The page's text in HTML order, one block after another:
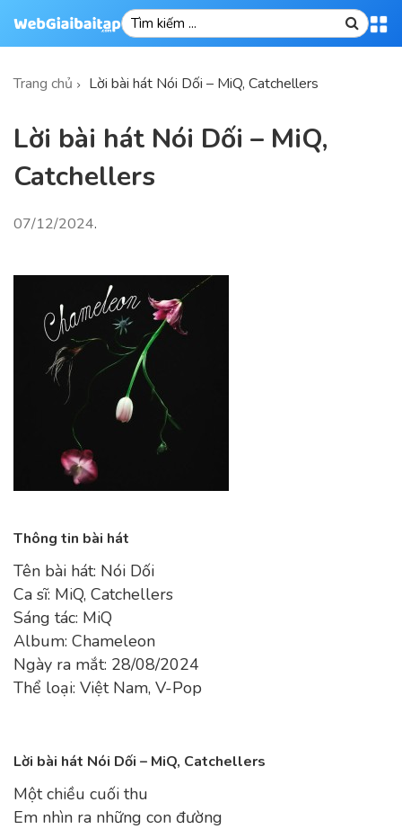
Trang chủ Lời bài hát Nói Dối – MiQ, Catchellers
Lời bài hát Nói Dối – MiQ,
Catchellers
07/12/2024.
Thông tin bài hát
Tên bài hát: Nói Dối
Ca sĩ: MiQ, Catchellers
Sáng tác: MiQ
Album: Chameleon
Ngày ra mắt: 28/08/2024
Thể loại: Việt Nam, V-Pop
Lời bài hát Nói Dối – MiQ, Catchellers
Một chiều cuối thu
Em nhìn ra những con đường